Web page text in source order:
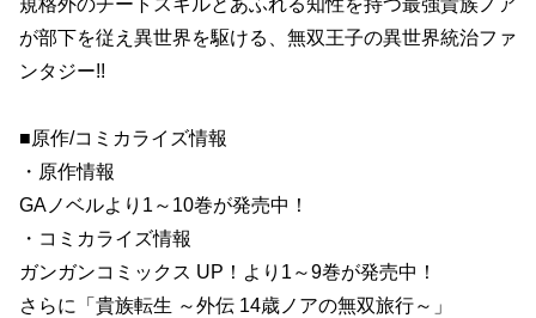
が部下を従え異世界を駆ける、無双王子の異世界統治ファ
ンタジー!!
■原作/コミカライズ情報
・原作情報
GAノベルより1～10巻が発売中！
・コミカライズ情報
ガンガンコミックス UP！より1～9巻が発売中！
さらに「貴族転生 ～外伝 14歳ノアの無双旅行～」